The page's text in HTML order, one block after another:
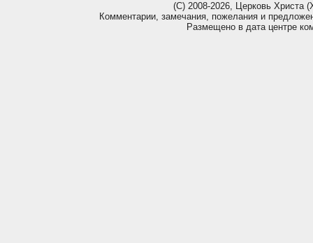
(С) 2008-2026, Церковь Христа
Комментарии, замечания, пожелания и
Размещено в дата центре